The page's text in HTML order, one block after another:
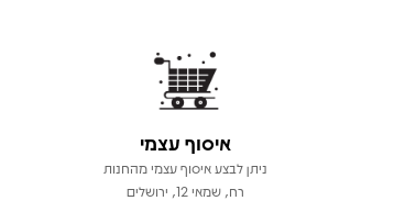
איסוף עצמי
ניתן לבצע איסוף עצמי מהחנות
רח, שמאי 12, ירושלים